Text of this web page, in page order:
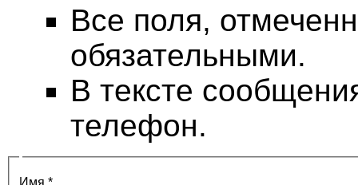
Все поля,
обязательными.
В тексте
телефон.
Имя *